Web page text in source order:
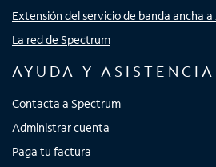
Extensión del servicio de banda ancha a
La red de Spectrum
AYUDA Y
Contacta a Spectrum
Administrar cuenta
Paga tu factura